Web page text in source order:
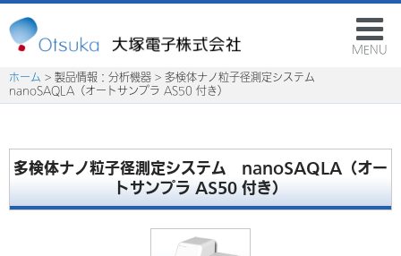
MENU
ホーム > 製品情報：分析機器 > 多検体ナノ粒子径測定システム
nanoSAQLA（オートサンプラ AS50 付き）
多検体ナノ粒子径測定システム nanoSAQLA（オー
トサンプラ AS50 付き）